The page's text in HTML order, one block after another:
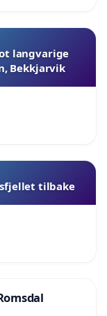
langvarige
Bekkjarvik
tilbake